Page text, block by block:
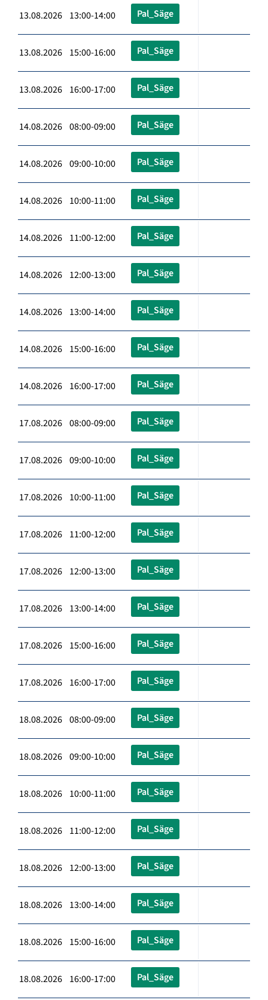
13.08.2026 13:00-14:00 Pal_Säge
13.08.2026 15:00-16:00 Pal_Säge
13.08.2026 16:00-17:00 Pal_Säge
14.08.2026 08:00-09:00 Pal_Säge
14.08.2026 09:00-10:00 Pal_Säge
14.08.2026 10:00-11:00 Pal_Säge
14.08.2026 11:00-12:00 Pal_Säge
14.08.2026 12:00-13:00 Pal_Säge
14.08.2026 13:00-14:00 Pal_Säge
14.08.2026 15:00-16:00 Pal_Säge
14.08.2026 16:00-17:00 Pal_Säge
17.08.2026 08:00-09:00 Pal_Säge
17.08.2026 09:00-10:00 Pal_Säge
17.08.2026 10:00-11:00 Pal_Säge
17.08.2026 11:00-12:00 Pal_Säge
17.08.2026 12:00-13:00 Pal_Säge
17.08.2026 13:00-14:00 Pal_Säge
17.08.2026 15:00-16:00 Pal_Säge
17.08.2026 16:00-17:00 Pal_Säge
18.08.2026 08:00-09:00 Pal_Säge
18.08.2026 09:00-10:00 Pal_Säge
18.08.2026 10:00-11:00 Pal_Säge
18.08.2026 11:00-12:00 Pal_Säge
18.08.2026 12:00-13:00 Pal_Säge
18.08.2026 13:00-14:00 Pal_Säge
18.08.2026 15:00-16:00 Pal_Säge
18.08.2026 16:00-17:00 Pal_Säge